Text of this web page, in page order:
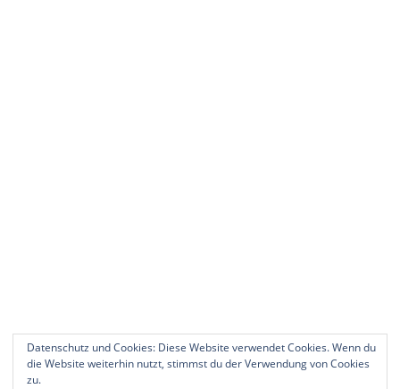
Datenschutz und Cookies: Diese Website verwendet Cookies. Wenn du
die Website weiterhin nutzt, stimmst du der Verwendung von Cookies
zu.